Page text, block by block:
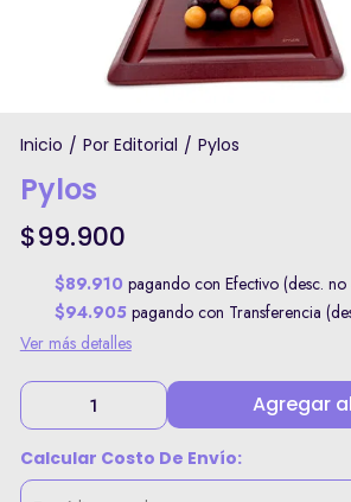
Inicio / Por Editorial / Pylos
Pylos
$99.900
$89.910 pagando con Efectivo (desc. no
$94.905 pagando con Transferencia
Ver más detalles
Agregar
Calcular Costo De Envío: